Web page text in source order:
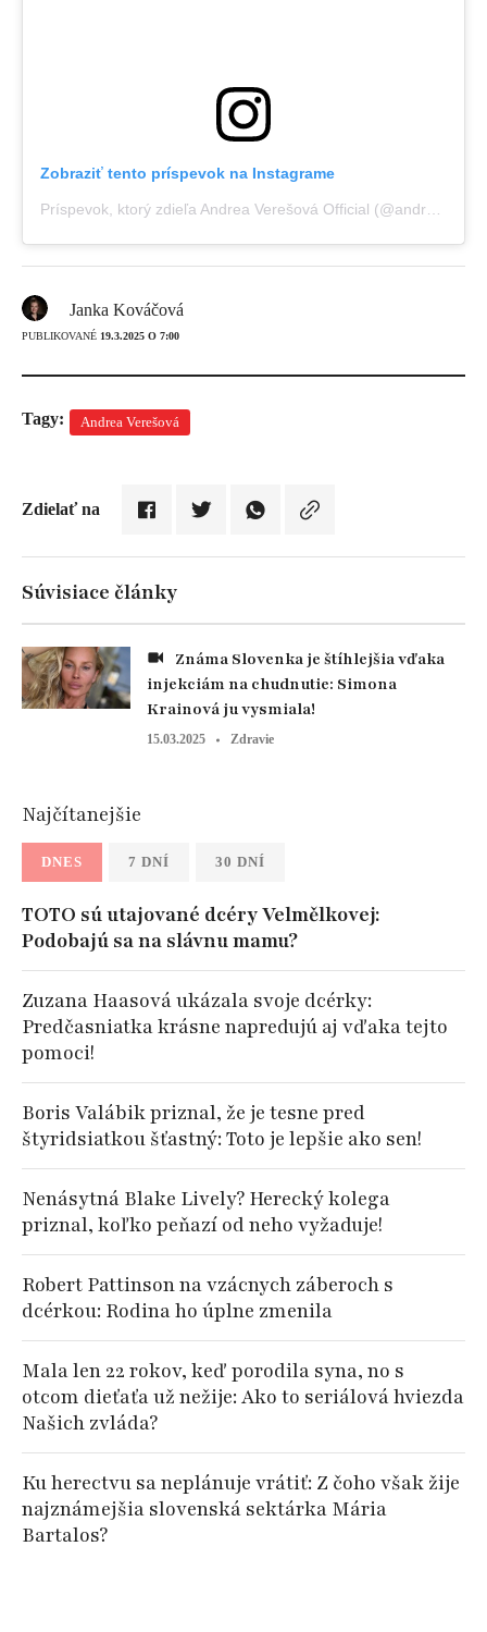
Zobraziť tento príspevok na Instagrame
Príspevok, ktorý zdieľa Andrea Verešová Official (@andreaveresovaofficial)
Janka Kováčová
PUBLIKOVANÉ 19.3.2025 O 7:00
Tagy: Andrea Verešová
Zdielať na
Súvisiace články
injekciám na chudnutie: Simona
Krainová ju vysmiala!
15.03.2025 Zdravie
Najčítanejšie
DNES 7 DNÍ 30 DNÍ
TOTO sú utajované dcéry Velmělkovej:
Podobajú sa na slávnu mamu?
Zuzana Haasová ukázala svoje dcérky:
Predčasniatka krásne napredujú aj vďaka tejto
pomoci!
Boris Valábik priznal, že je tesne pred
štyridsiatkou šťastný: Toto je lepšie ako sen!
Nenásytná Blake Lively? Herecký kolega
priznal, koľko peňazí od neho vyžaduje!
Robert Pattinson na vzácnych záberoch s
dcérkou: Rodina ho úplne zmenila
Mala len 22 rokov, keď porodila syna, no s
otcom dieťaťa už nežije: Ako to seriálová hviezda
Našich zvláda?
Ku herectvu sa neplánuje vrátiť: Z čoho však žije
najznámejšia slovenská sektárka Mária
Bartalos?